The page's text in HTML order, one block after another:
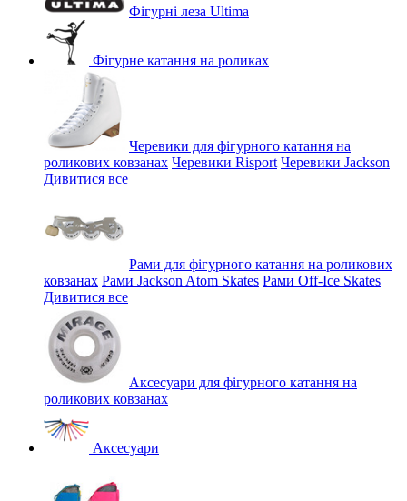
Фігурні леза Ultima
Фігурне катання на роликах
Черевики для фігурного катання на
роликових ковзанах Черевики Risport Черевики Jackson
Дивитися все
Рами для фігурного катання на роликових
ковзанах Рами Jackson Atom Skates Рами Off-Ice Skates
Дивитися все
Аксесуари для фігурного катання на
роликових ковзанах
Аксесуари